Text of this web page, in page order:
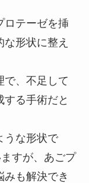
ロテーゼを挿
形状に整え
で、不足して
る手術だと
うな形状で
すが、あごプ
みも解決でき